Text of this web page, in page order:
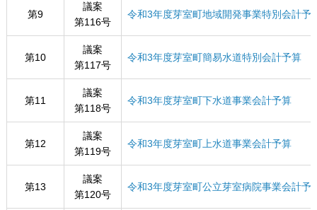
第9
議案
第116号
令和3年度芽室町地域開発事業特別会計予
第10
議案
第117号
令和3年度芽室町簡易水道特別会計予算
第11
議案
第118号
令和3年度芽室町下水道事業会計予算
第12
議案
第119号
令和3年度芽室町上水道事業会計予算
第13
議案
第120号
令和3年度芽室町公立芽室病院事業会計予